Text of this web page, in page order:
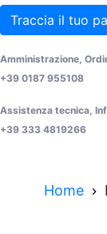
Traccia il tuo
Amministrazione,
+39 0187 955108
Assistenza tecnica,
+39 333 4819266
Home